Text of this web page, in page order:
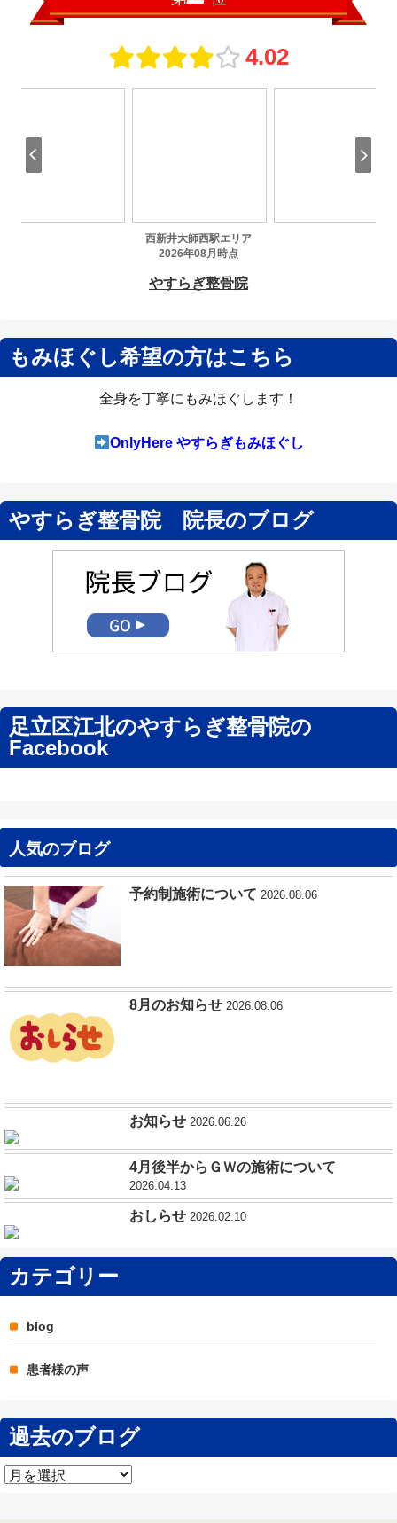
もみほぐし希望の方はこちら
全身を丁寧にもみほぐします！
OnlyHere やすらぎもみほぐし
やすらぎ整骨院 院長のブログ
足立区江北のやすらぎ整骨院の
Facebook
人気のブログ
予約制施術について 2026.08.06
8月のお知らせ 2026.08.06
お知らせ 2026.06.26
4月後半からＧＷの施術について
2026.04.13
おしらせ 2026.02.10
カテゴリー
blog
患者様の声
過去のブログ
過